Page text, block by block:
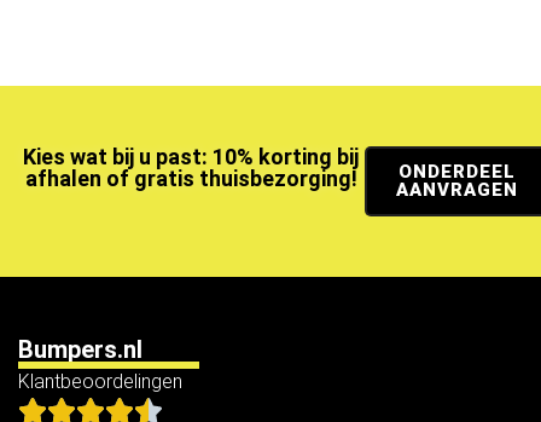
Kies wat bij u past: 10% korting bij
afhalen of gratis thuisbezorging!
ONDERDEEL
AANVRAGEN
Bumpers.nl
Klantbeoordelingen